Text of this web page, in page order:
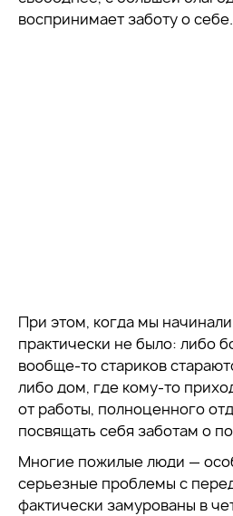
воспринимает заботу о себе.
При этом, когда мы
практически не было: либо
вообще-то стариков
либо дом, где кому-то
от работы, полноценного
посвящать себя заботам о
Многие пожилые люди —
серьезные проблемы с
фактически замурованы в